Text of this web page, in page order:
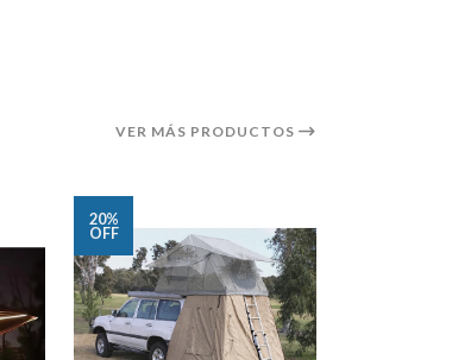
VER MÁS PRODUCTOS
20%
OFF